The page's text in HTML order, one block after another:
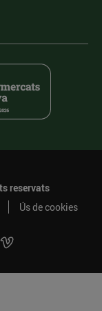
reservats
Ús de cookies